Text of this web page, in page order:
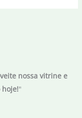
nossa vitrine e
hoje!"